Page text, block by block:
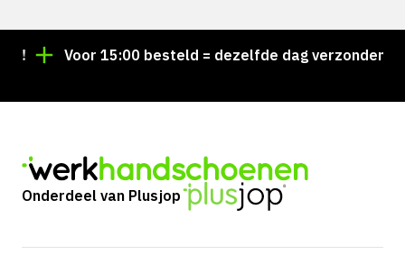
Voor 15:00 besteld = dezelfde dag verzonden
Onderdeel van Plusjop